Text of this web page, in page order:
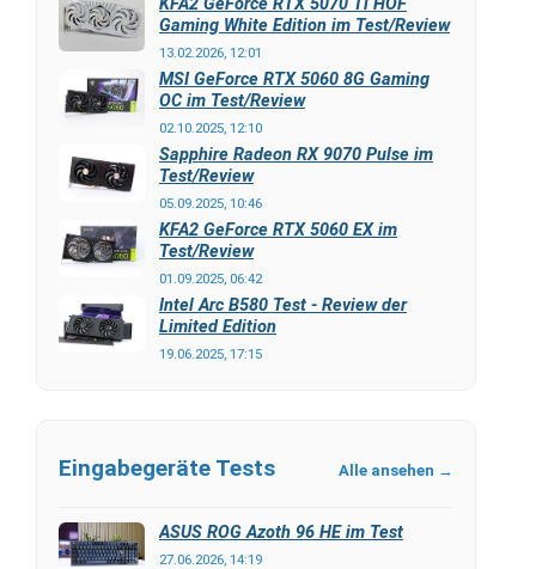
Gaming White Edition im Test/Review
13.02.2026, 12:01
MSI GeForce RTX 5060 8G Gaming
OC im Test/Review
02.10.2025, 12:10
Sapphire Radeon RX 9070 Pulse im
Test/Review
05.09.2025, 10:46
KFA2 GeForce RTX 5060 EX im
Test/Review
01.09.2025, 06:42
Intel Arc B580 Test - Review der
Limited Edition
19.06.2025, 17:15
Eingabegeräte Tests Alle ansehen →
ASUS ROG Azoth 96 HE im Test
27.06.2026, 14:19